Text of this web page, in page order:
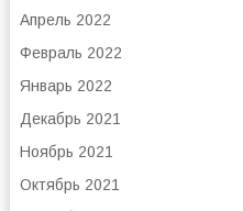
Апрель 2022
Февраль 2022
Январь 2022
Декабрь 2021
Ноябрь 2021
Октябрь 2021